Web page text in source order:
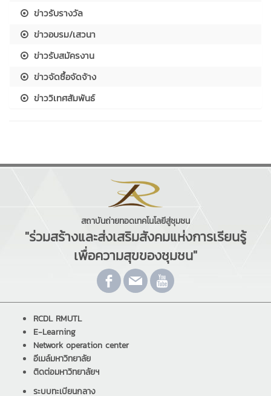
ข่าวรับรางวัล
ข่าวอบรม/เสวนา
ข่าวรับสมัครงาน
ข่าวจัดซื้อจัดจ้าง
ข่าววิเทศสัมพันธ์
สถาบันถ่ายทอดเทคโนโลยีสู่ชุมชน
"ร่วมสร้างและส่งเสริมสังคมแห่งการเรียนรู้
เพื่อความสุขของชุมชน"
RCDL RMUTL
E-Learning
Network operation center
อีเมล์มหาวิทยาลัย
ติดต่อมหาวิทยาลัยฯ
ระบบทะเบียนกลาง